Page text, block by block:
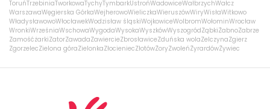
ToruńTrzebiniaTworkowaTychyTymbarkUstrońWadowiceWałbrzychWałcz
WarszawaWęgierska GórkaWejherowoWieliczkaWieruszówWiryWisłaWitkowo
WładysławowoWłocławekWodzisław śląskiWojkowiceWolbromWołominWrocław
WronkiWrześniaWschowaWygodaWysokaWyszkówWyszogródZąbkiŻabnoZabrze
ZamośćżarkiZatorZawadaZawiercieZbrosławiceZduńska wolaZelczynaZgierz
ZgorzelecZielona góraZielonkaZłocieniecZłotówŻoryZwoleńŻyrardówŻywiec